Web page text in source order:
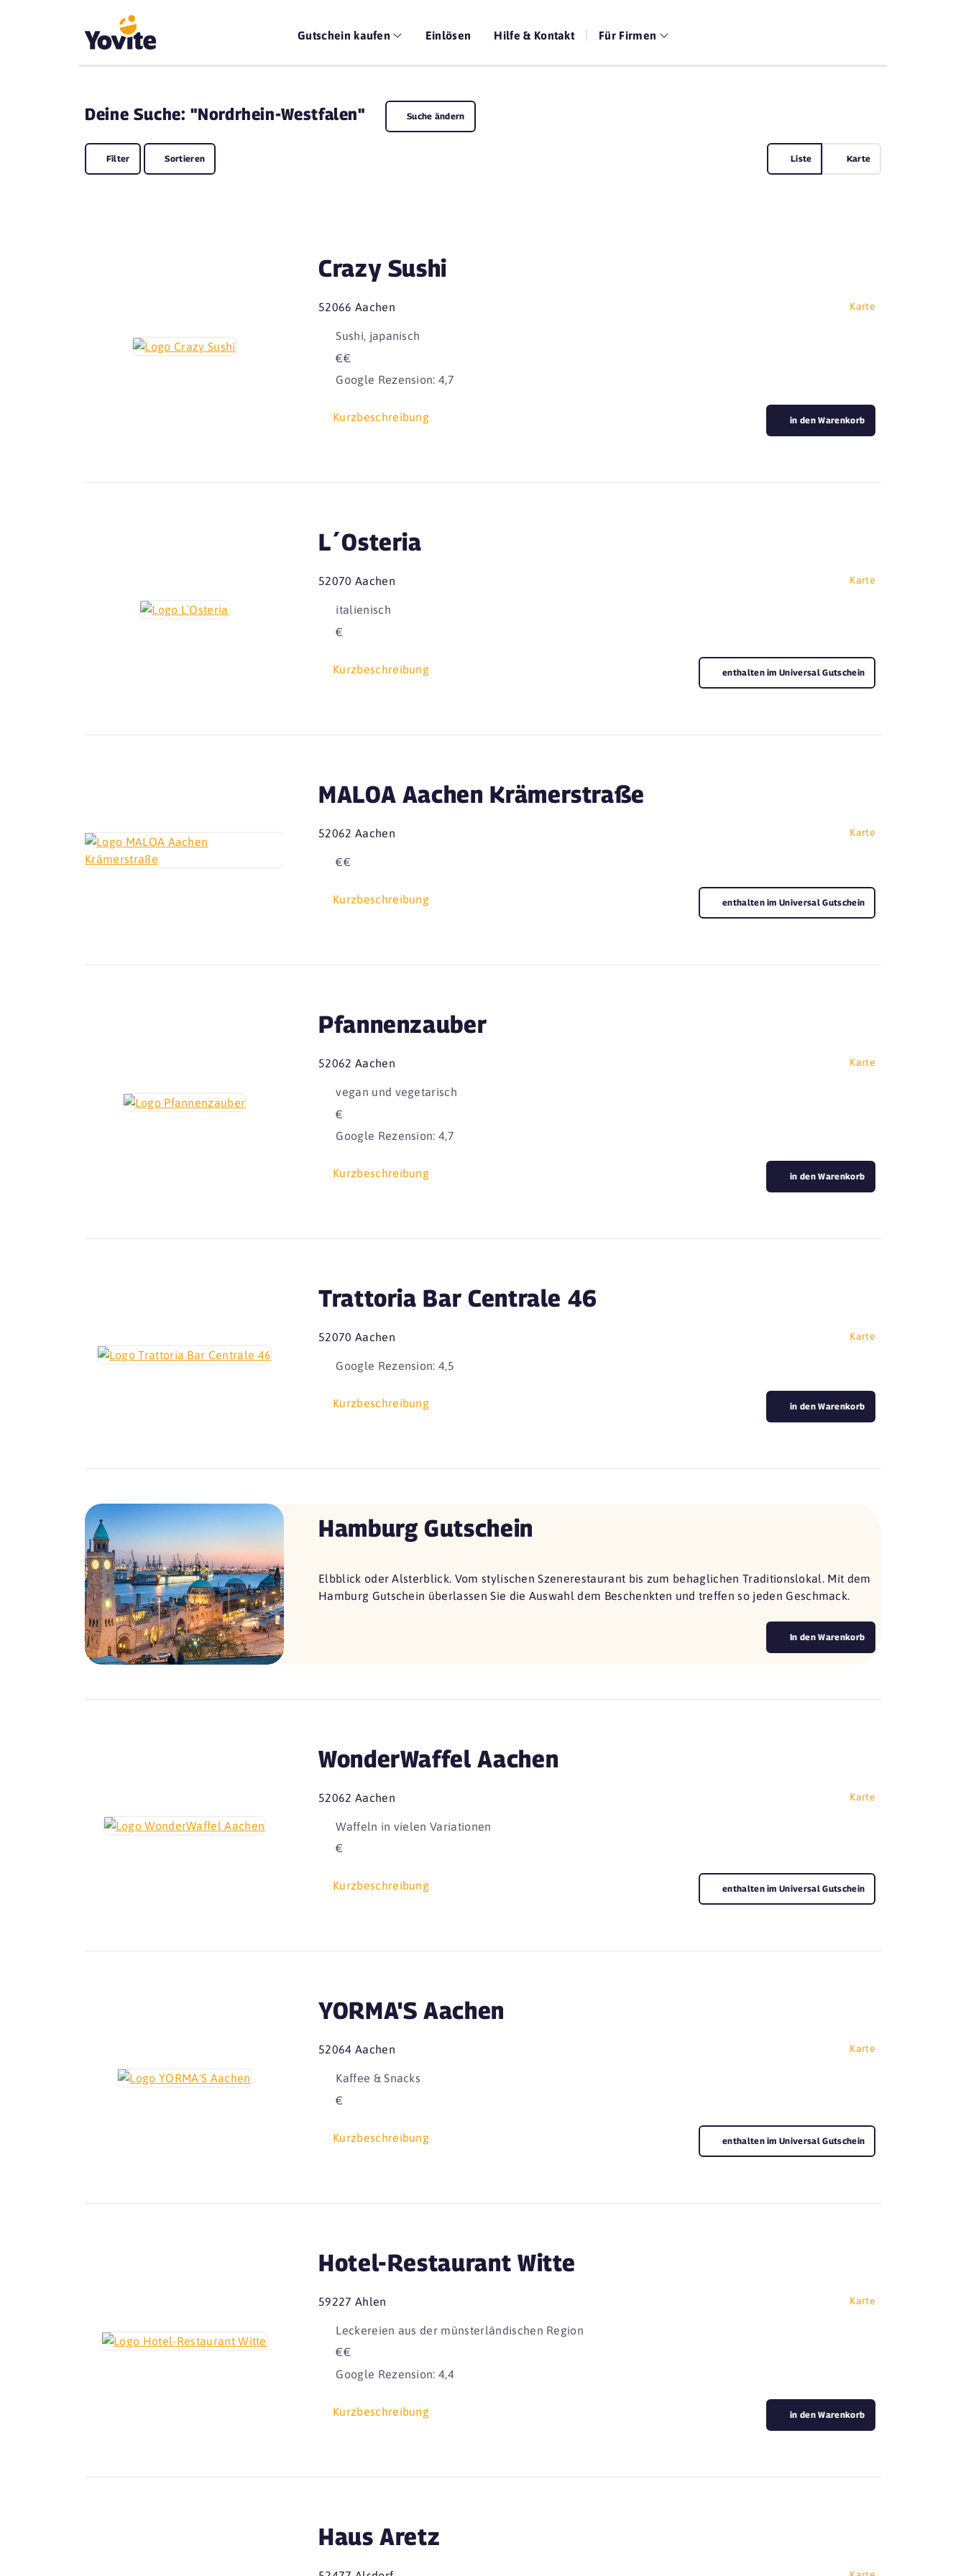
Gutschein kaufen Einlösen Hilfe & Kontakt Für Firmen
Deine Suche: "Nordrhein-Westfalen" Suche ändern
Filter Sortieren Liste Karte
Crazy Sushi
52066 Aachen Karte
Sushi, japanisch
€€
Google Rezension: 4,7
Kurzbeschreibung in den Warenkorb
L´Osteria
52070 Aachen Karte
italienisch
€
Kurzbeschreibung enthalten im Universal Gutschein
MALOA Aachen Krämerstraße
52062 Aachen Karte
€€
Kurzbeschreibung enthalten im Universal Gutschein
Pfannenzauber
52062 Aachen Karte
vegan und vegetarisch
€
Google Rezension: 4,7
Kurzbeschreibung in den Warenkorb
Trattoria Bar Centrale 46
52070 Aachen Karte
Google Rezension: 4,5
Kurzbeschreibung in den Warenkorb
Hamburg Gutschein
Elbblick oder Alsterblick. Vom stylischen Szenerestaurant bis zum behaglichen Traditionslokal. Mit dem
Hamburg Gutschein überlassen Sie die Auswahl dem Beschenkten und treffen so jeden Geschmack.
In den Warenkorb
WonderWaffel Aachen
52062 Aachen Karte
Waffeln in vielen Variationen
€
Kurzbeschreibung enthalten im Universal Gutschein
YORMA'S Aachen
52064 Aachen Karte
Kaffee & Snacks
€
Kurzbeschreibung enthalten im Universal Gutschein
Hotel-Restaurant Witte
59227 Ahlen Karte
Leckereien aus der münsterländischen Region
€€
Google Rezension: 4,4
Kurzbeschreibung in den Warenkorb
Haus Aretz